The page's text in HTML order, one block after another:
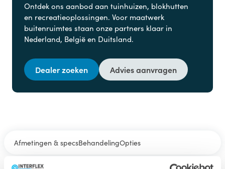
Ontdek ons aanbod aan tuinhuizen, blokhutten
en recreatieoplossingen. Voor maatwerk
buitenruimtes staan onze partners klaar in
Nederland, België en Duitsland.
Dealer zoeken Advies aanvragen
Afmetingen & specsBehandelingOpties